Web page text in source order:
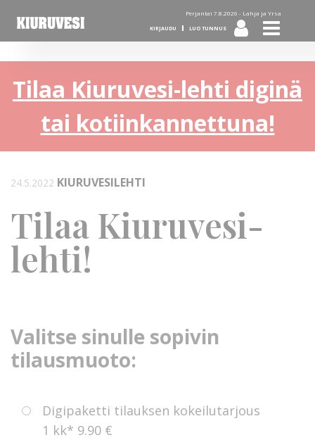
Perjantai 7.8.2026 - Lahja ja Yrsa
KIRJAUDU LUO TUNNUS
Tilaa Kiuruvesi-lehti diginä
tai kotiinkannettuna!
24.5.2022 KIURUVESILEHTI
Tilaa Kiuruvesi-
lehti!
Valitse sinulle sopivin
tilausmuoto:
Digipaketti tilauksen kokeilutarjous
1 kk* 9.90 €